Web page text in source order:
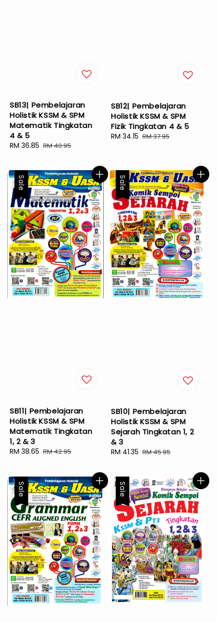
SB13| Pembelajaran
Holistik KSSM & SPM
Matematik Tingkatan
4 & 5
Sale
RM 36.85 Regular
RM 40.95
SB12| Pembelajaran
Holistik KSSM & SPM
Fizik Tingkatan 4 & 5
Sale
RM 34.15 Regular
RM 37.95
Sale
SB11| Pembelajaran
Holistik KSSM & SPM
Matematik Tingkatan
1, 2 & 3
Sale
RM 38.65 Regular
RM 42.95
Sale
SB10| Pembelajaran
Holistik KSSM & SPM
Sejarah Tingkatan 1, 2
& 3
Sale
RM 41.35 Regular
RM 45.95
Sale Sale